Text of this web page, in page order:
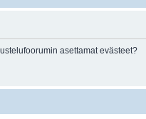
asettamat evästeet?